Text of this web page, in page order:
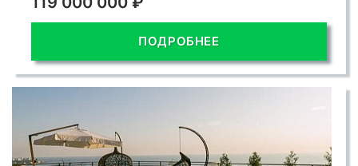
ПОДРОБНЕЕ